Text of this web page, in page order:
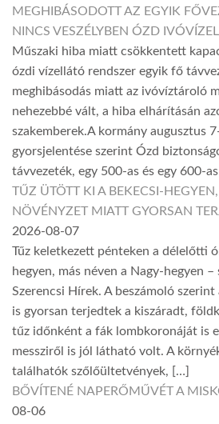
MEGHIBÁSODOTT AZ EGYIK
NINCS VESZÉLYBEN ÓZD
Műszaki hiba miatt csökkentett
ózdi vízellátó rendszer egyik fő
meghibásodás miatt az ivóvíztároló
nehezebbé vált, a hiba elhárításán
szakemberek.A kormány augusztus
gyorsjelentése szerint Ózd
távvezeték, egy 500-as és egy 600-
TŰZ ÜTÖTT KI A BEKECSI-
NÖVÉNYZET MIATT GYORSAN
2026-08-07
Tűz keletkezett pénteken a délelőtti
hegyen, más néven a Nagy-hegyen
Szerencsi Hírek. A beszámoló
is gyorsan terjedtek a kiszáradt,
tűz időnként a fák lombkoronáját is
messziről is jól látható volt. A
találhatók szőlőültetvények, […]
BŐVÍTENÉ NAPERŐMŰVÉT A
08-06